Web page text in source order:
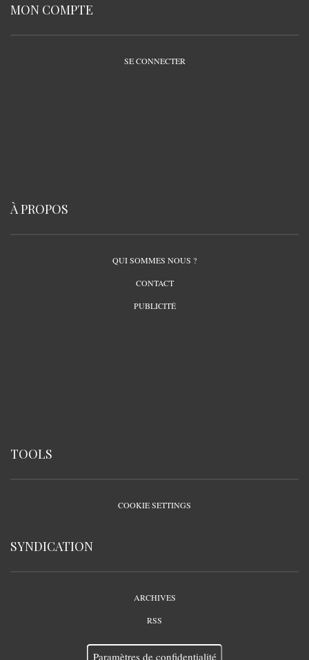
MON COMPTE
SE CONNECTER
À PROPOS
QUI SOMMES NOUS ?
CONTACT
PUBLICITÉ
TOOLS
COOKIE SETTINGS
SYNDICATION
ARCHIVES
RSS
Paramètres de confidentialité